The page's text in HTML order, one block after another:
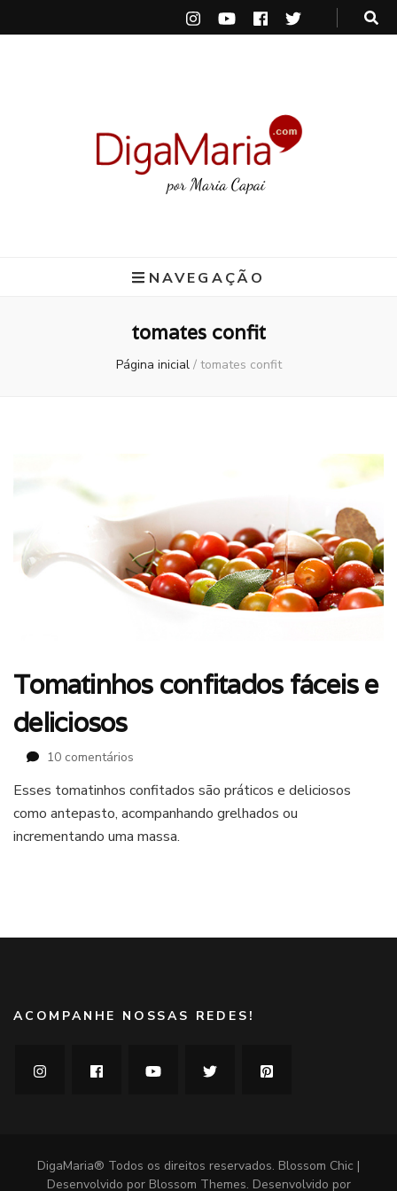
NAVEGAÇÃO
tomates confit
Página inicial / tomates confit
Tomatinhos confitados fáceis e
deliciosos
10 comentários
confitados
fáceis
e
Esses tomatinhos confitados são práticos e deliciosos
como antepasto, acompanhando grelhados ou
incrementando uma massa.
ACOMPANHE NOSSAS REDES!
DigaMaria® Todos os direitos reservados. Blossom Chic |
Desenvolvido por Blossom Themes. Desenvolvido por